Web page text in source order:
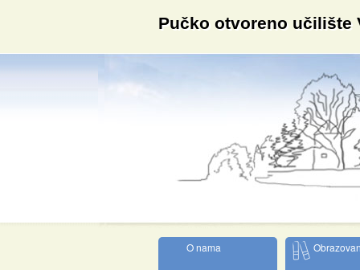
Pučko otvoreno učilište
O nama